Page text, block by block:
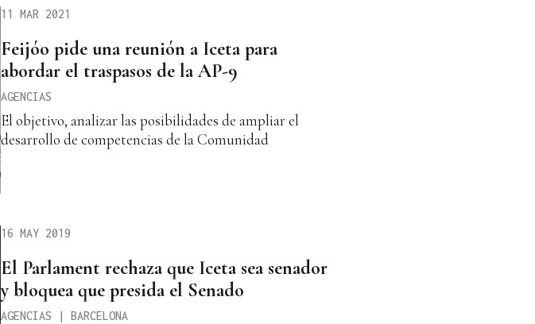
11 MAR 2021
Feijóo pide una reunión a Iceta para
abordar el traspasos de la AP-9
AGENCIAS
El objetivo, analizar las posibilidades de ampliar el
desarrollo de competencias de la Comunidad
16 MAY 2019
El Parlament rechaza que Iceta sea senador
y bloquea que presida el Senado
AGENCIAS | BARCELONA